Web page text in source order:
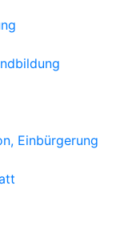
Einbürgerung